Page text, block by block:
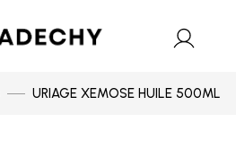
URIAGE XEMOSE HUILE 500ML